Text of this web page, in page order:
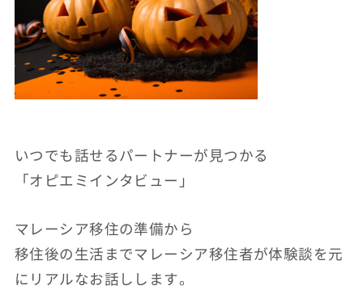
いつでも話せるパートナーが見つかる
「オピエミインタビュー」
マレーシア移住の準備から
移住後の生活までマレーシア移住者が体験談を元
にリアルなお話しします。